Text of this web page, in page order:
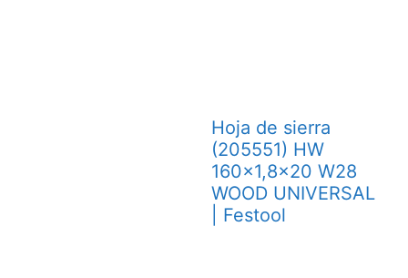
Hoja de sierra
(205551) HW
160×1,8×20 W28
WOOD UNIVERSAL
| Festool